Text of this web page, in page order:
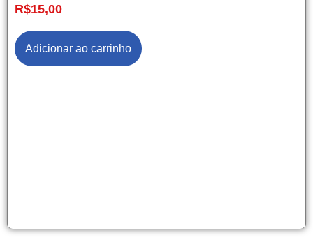
R$15,00
Adicionar ao carrinho